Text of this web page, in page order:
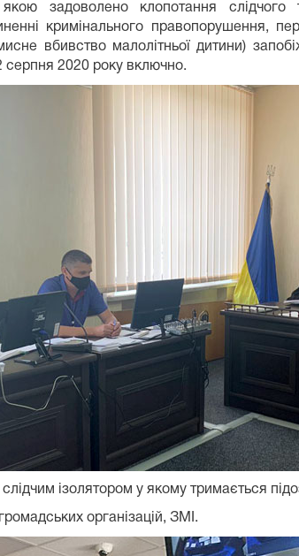
якою задоволено клопотання
кримінального правопорушення,
вбивство малолітньої дитини)
серпня 2020 року включно.
ізолятором у якому тримається
організацій, ЗМІ.